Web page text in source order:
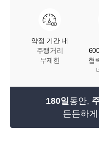
약정 기간 내
주행거리
무제한
협
180일동안,
든든하